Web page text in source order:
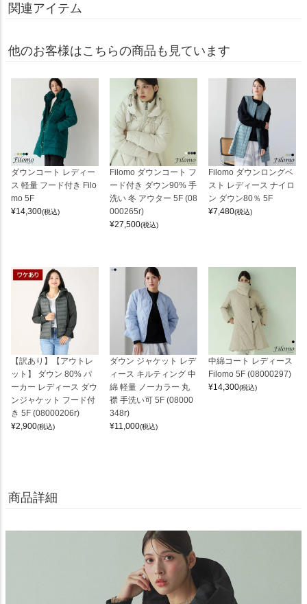
関連アイテム
他のお客様はこちらの商品も見ています
ダウンコート レディー
ス 軽量 フード付き Filo
mo 5F
¥14,300(税込)
Filomo ダウンコート フ
ード付き ダウン90% 手
洗い 冬 アウター 5F (08
000265r)
¥27,500(税込)
Filomo ダウンロングベ
スト レディース ナイロ
ン ダウン80％ 5F
¥7,480(税込)
【訳あり】【アウトレ
ット】 ダウン 80% パ
ーカー レディース ダウ
ンジャケット フード付
き 5F (08000206r)
¥2,900(税込)
ダウン ジャケット レデ
ィース キルティング 中
綿 軽量 ノーカラー 丸
襟 手洗い可 5F (08000
348r)
¥11,000(税込)
中綿コート レディース
Filomo 5F (08000297)
¥14,300(税込)
商品詳細